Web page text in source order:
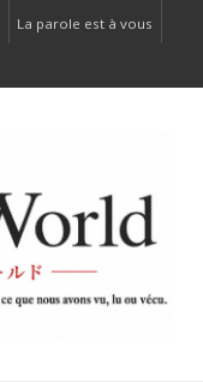
La parole est à vous